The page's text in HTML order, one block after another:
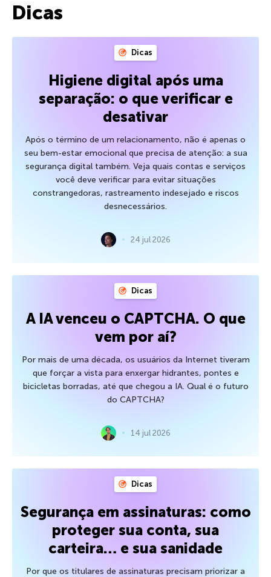
Dicas
Dicas
Higiene digital após uma
separação: o que verificar e
desativar
Após o término de um relacionamento, não é apenas o
seu bem-estar emocional que precisa de atenção: a sua
segurança digital também. Veja quais contas e serviços
você deve verificar para evitar situações
constrangedoras, rastreamento indesejado e riscos
desnecessários.
24 jul 2026
Dicas
A IA venceu o CAPTCHA. O que
vem por aí?
Por mais de uma década, os usuários da Internet tiveram
que forçar a vista para enxergar hidrantes, pontes e
bicicletas borradas, até que chegou a IA. Qual é o futuro
do CAPTCHA?
14 jul 2026
Dicas
Segurança em assinaturas: como
proteger sua conta, sua
carteira… e sua sanidade
Por que os titulares de assinaturas precisam priorizar a